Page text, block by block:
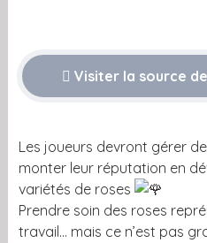
Visiter la source
Les joueurs devront gérer
monter leur réputation en
variétés de roses
Prendre soin des roses
travail… mais ce n’est pas